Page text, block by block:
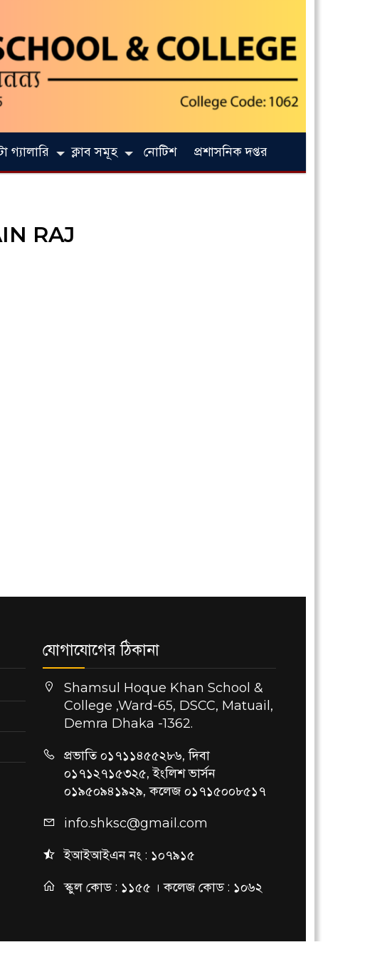
গ্যালারি ক্লাব সমূহ নোটিশ প্রশাসনিক দপ্তর
RAJ
যোগাযোগের ঠিকানা
Shamsul Hoque Khan School &
College ,Ward-65, DSCC, Matuail,
Demra Dhaka -1362.
প্রভাতি ০১৭১১৪৫৫২৮৬, দিবা
০১৭১২৭১৫৩২৫, ইংলিশ ভার্সন
০১৯৫০৯৪১৯২৯, কলেজ ০১৭১৫০০৮৫১৭
info.shksc@gmail.com
ইআইআইএন নং : ১০৭৯১৫
স্কুল কোড : ১১৫৫ । কলেজ কোড : ১০৬২